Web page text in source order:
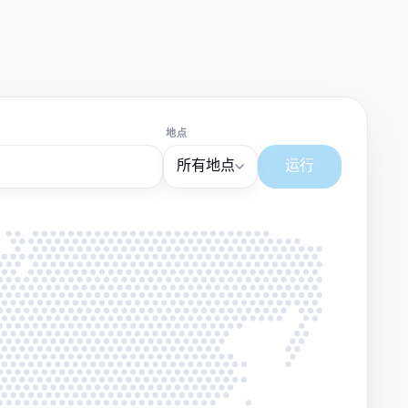
地点
所有地点 运行